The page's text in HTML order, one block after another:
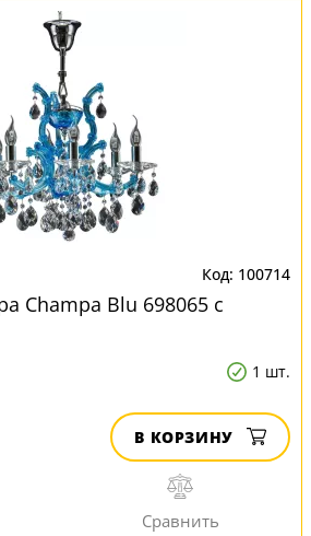
100714
Champa Blu 698065 с
1 шт.
В КОРЗИНУ